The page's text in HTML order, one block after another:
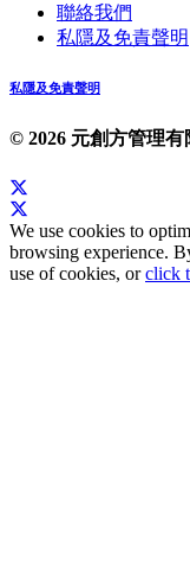
聯絡我們
私隱及免責聲明
私隱及免責聲明
© 2026 元創方管理有
We use cookies to
browsing experience.
use of cookies, orclick